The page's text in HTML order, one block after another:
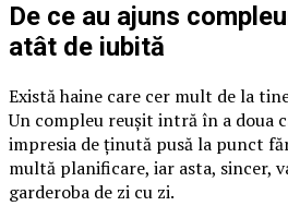
De ce au ajuns
atât de iubită
Există haine care cer mult de la
Un compleu reușit intră în a doua
impresia de ținută pusă la punct
multă planificare, iar asta, sincer,
garderoba de zi cu zi.